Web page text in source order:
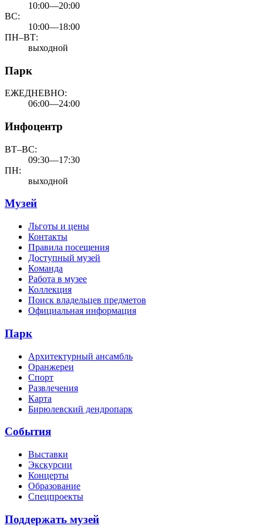
10:00—20:00
ВС:
10:00—18:00
ПН–ВТ:
выходной
Парк
ЕЖЕДНЕВНО:
06:00—24:00
Инфоцентр
ВТ–ВС:
09:30—17:30
ПН:
выходной
Музей
Льготы и цены
Контакты
Правила посещения
Доступный музей
Команда
Работа в музее
Коллекция
Поиск владельцев предметов
Официальная информация
Парк
Архитектурный ансамбль
Оранжереи
Спорт
Развлечения
Карта
Бирюлевский дендропарк
События
Выставки
Экскурсии
Концерты
Образование
Спецпроекты
Поддержать музей